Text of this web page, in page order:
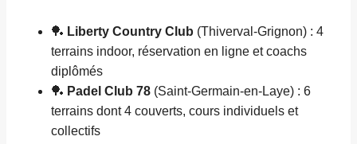
🏓 Liberty Country Club (Thiverval-Grignon) : 4
terrains indoor, réservation en ligne et coachs
diplômés
🏓 Padel Club 78 (Saint-Germain-en-Laye) : 6
terrains dont 4 couverts, cours individuels et
collectifs